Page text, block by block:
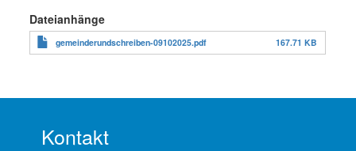
Dateianhänge
gemeinderundschreiben-09102025.pdf 167.71 KB
Kontakt